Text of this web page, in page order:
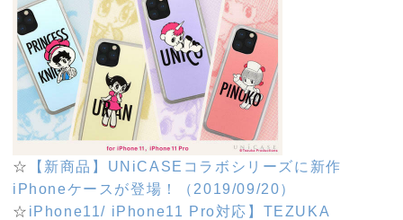
☆
【新商品】UNiCASEコラボシリーズに新作
iPhoneケースが登場！（2019/09/20）
☆ iPhone11/ iPhone11 Pro対応】TEZUKA